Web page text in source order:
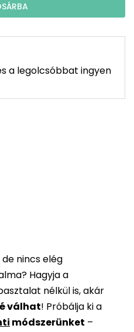
a legolcsóbbat ingyen
nincs elég
Hagyja a
nélkül is, akár
válhat! Próbálja ki a
módszerünket –